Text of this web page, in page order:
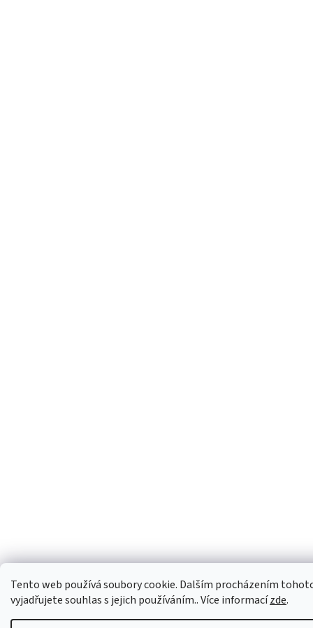
Tento web používá soubory cookie. Dalším procházením
vyjadřujete souhlas s jejich používáním.. Více informacízde.